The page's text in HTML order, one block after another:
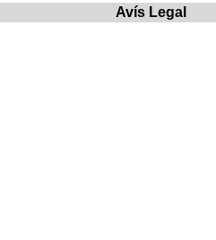
Avís Legal